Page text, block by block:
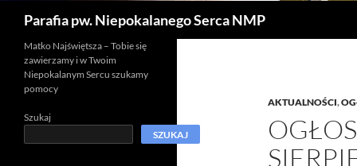
Parafia pw. Niepokalanego Serca NMP
AKTUALNOŚCI,
Matko Najświętsza – Tobie się
zawierzamy i w Twoim
Niepokalanym Sercu szukamy
pomocy
Szukaj
SZUKAJ